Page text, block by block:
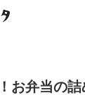
お弁当の詰